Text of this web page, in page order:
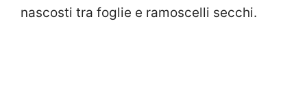
nascosti tra foglie e ramoscelli secchi.